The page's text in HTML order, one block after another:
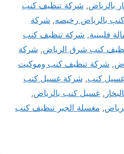
بالرياض, شركة تنظيف كنب
بالرياض رخيصه, شركة
فلبينية, شركة تنظيف كنب
كنب شرق الرياض, شركة
, شركة تنظيف كنب وموكيت
كنب, شركة غسيل كنب
, غسيل كنب بالرياض,
, مغسلة الجبر تنظيف كنب